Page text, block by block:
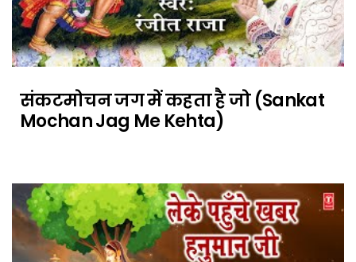
संकटमोचन जग में कहता है जो (Sankat
Mochan Jag Me Kehta)